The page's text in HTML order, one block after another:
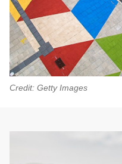
Credit: Getty Images